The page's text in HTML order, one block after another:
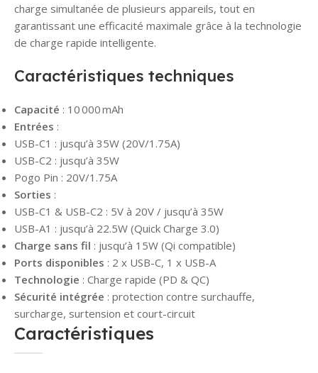
charge simultanée de plusieurs appareils, tout en
garantissant une efficacité maximale grâce à la technologie
de charge rapide intelligente.
Caractéristiques techniques
Capacité : 10 000 mAh
Entrées :
USB-C1 : jusqu’à 35W (20V/1.75A)
USB-C2 : jusqu’à 35W
Pogo Pin : 20V/1.75A
Sorties :
USB-C1 & USB-C2 : 5V à 20V / jusqu’à 35W
USB-A1 : jusqu’à 22.5W (Quick Charge 3.0)
Charge sans fil : jusqu’à 15W (Qi compatible)
Ports disponibles : 2 x USB-C, 1 x USB-A
Technologie : Charge rapide (PD & QC)
Sécurité intégrée : protection contre surchauffe,
surcharge, surtension et court-circuit
Caractéristiques